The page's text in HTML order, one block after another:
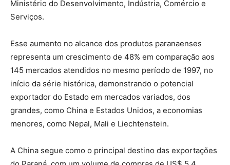
Ministério do Desenvolvimento, Indústria, Comércio e
Serviços.
Esse aumento no alcance dos produtos paranaenses
representa um crescimento de 48% em comparação aos
145 mercados atendidos no mesmo período de 1997, no
início da série histórica, demonstrando o potencial
exportador do Estado em mercados variados, dos
grandes, como China e Estados Unidos, a economias
menores, como Nepal, Mali e Liechtenstein.
A China segue como o principal destino das exportações